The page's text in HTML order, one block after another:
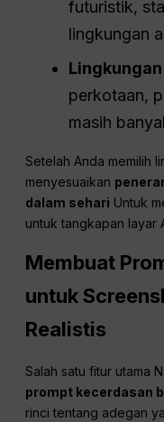
futuristik,
lingkungan
perkotaan,
masih
Setelah Anda memilih
menyesuaikan
dalam sehari Untuk
untuk tangkapan layar
Membuat
untuk
Realistis
Salah satu fitur utama
prompt kecerdasan
rinci tentang adegan